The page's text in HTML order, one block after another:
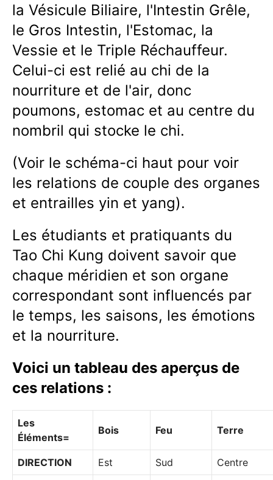
la Vésicule Biliaire, l'Intestin Grêle,
le Gros Intestin, l'Estomac, la
Vessie et le Triple Réchauffeur.
Celui-ci est relié au chi de la
nourriture et de l'air, donc
poumons, estomac et au centre du
nombril qui stocke le chi.
(Voir le schéma-ci haut pour voir
les relations de couple des organes
et entrailles yin et yang).
Les étudiants et pratiquants du
Tao Chi Kung doivent savoir que
chaque méridien et son organe
correspondant sont influencés par
le temps, les saisons, les émotions
et la nourriture.
Voici un tableau des aperçus de
ces relations :
Les
Éléments=
Bois Feu Terre
DIRECTION Est Sud Centre